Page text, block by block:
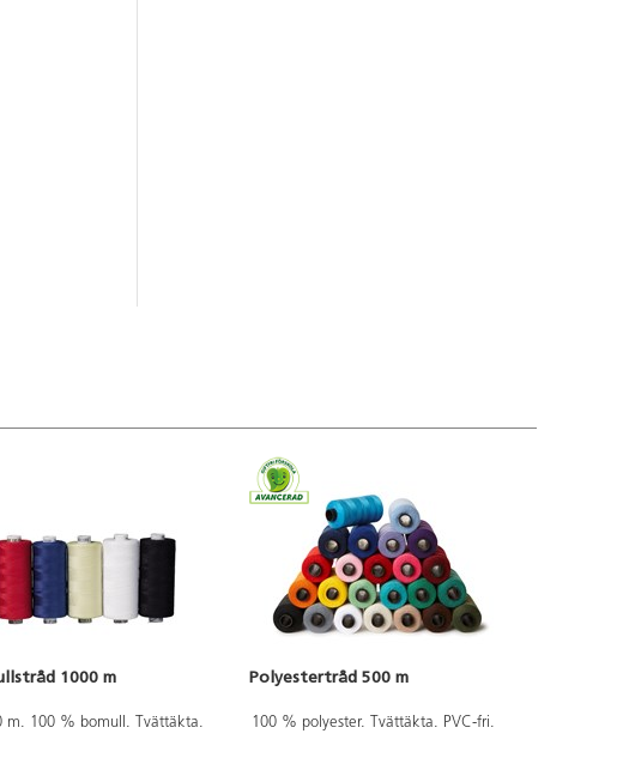
1000 m
m. 100 % bomull. Tvättäkta.
Polyestertråd 500 m
100 % polyester. Tvättäkta. PVC-fri.